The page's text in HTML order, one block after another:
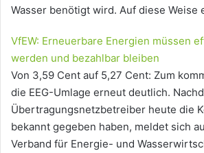
Wasser benötigt wird. Auf diese Weise
VfEW: Erneuerbare Energien müssen
werden und bezahlbar bleiben
Von 3,59 Cent auf 5,27 Cent: Zum
die EEG-Umlage erneut deutlich.
Übertragungsnetzbetreiber heute die
bekannt gegeben haben, meldet sich
Verband für Energie- und